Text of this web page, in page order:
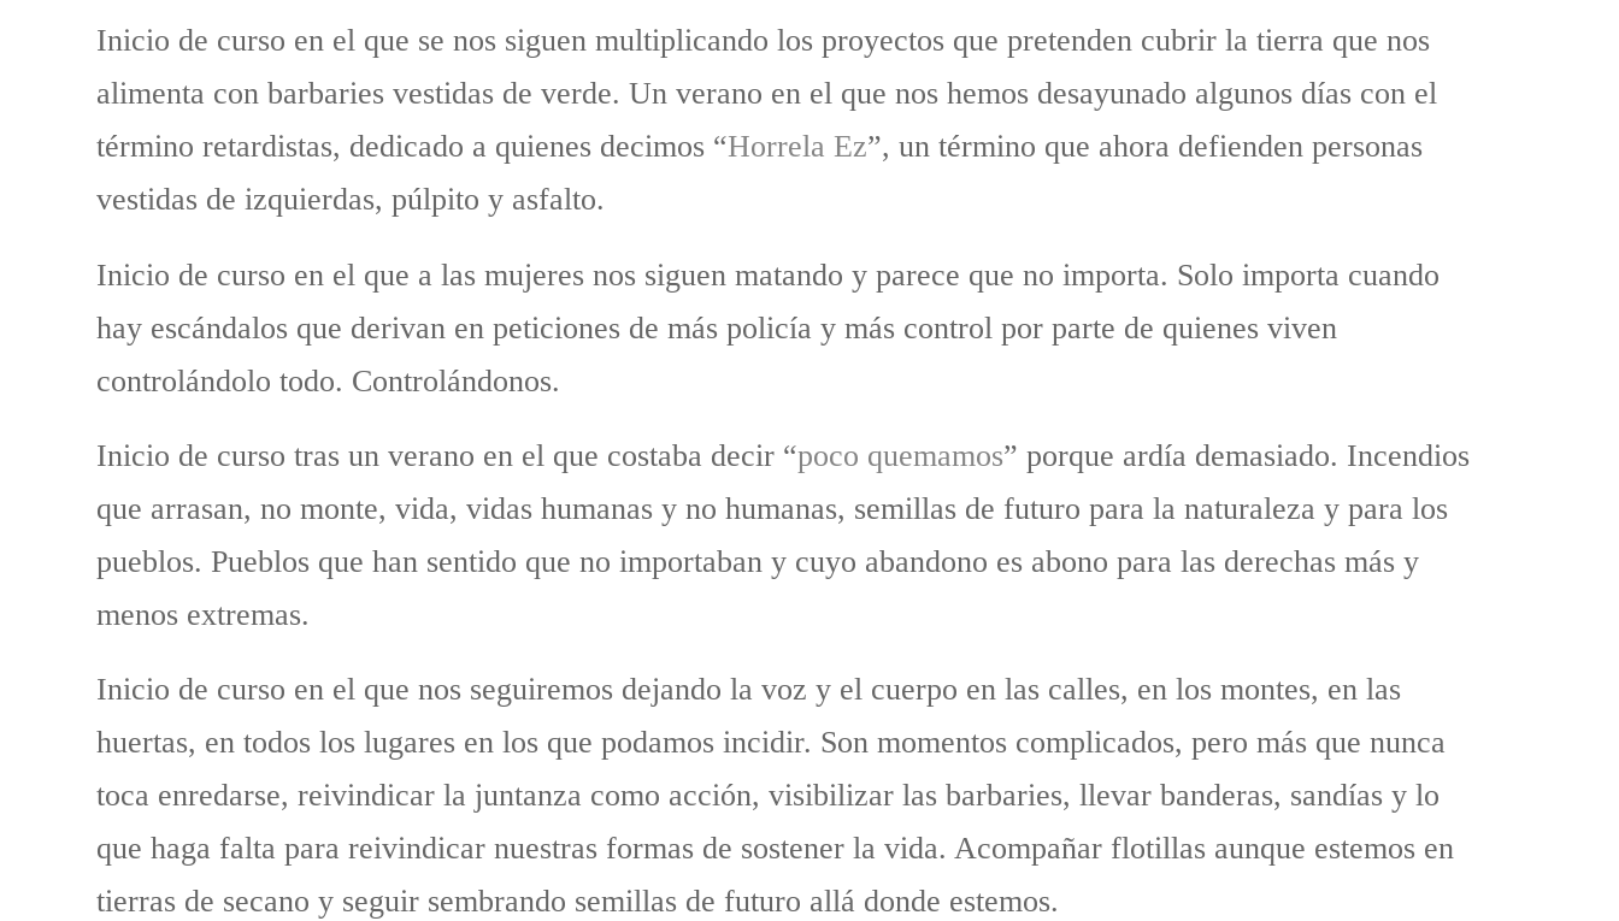
Inicio de curso en el que se nos siguen multiplicando los proyectos que pretenden cubrir la tierra que nos
alimenta con barbaries vestidas de verde. Un verano en el que nos hemos desayunado algunos días con el
término retardistas, dedicado a quienes decimos “Horrela Ez”, un término que ahora defienden personas
vestidas de izquierdas, púlpito y asfalto.
Inicio de curso en el que a las mujeres nos siguen matando y parece que no importa. Solo importa cuando
hay escándalos que derivan en peticiones de más policía y más control por parte de quienes viven
controlándolo todo. Controlándonos.
Inicio de curso tras un verano en el que costaba decir “poco quemamos” porque ardía demasiado. Incendios
que arrasan, no monte, vida, vidas humanas y no humanas, semillas de futuro para la naturaleza y para los
pueblos. Pueblos que han sentido que no importaban y cuyo abandono es abono para las derechas más y
menos extremas.
Inicio de curso en el que nos seguiremos dejando la voz y el cuerpo en las calles, en los montes, en las
huertas, en todos los lugares en los que podamos incidir. Son momentos complicados, pero más que nunca
toca enredarse, reivindicar la juntanza como acción, visibilizar las barbaries, llevar banderas, sandías y lo
que haga falta para reivindicar nuestras formas de sostener la vida. Acompañar flotillas aunque estemos en
tierras de secano y seguir sembrando semillas de futuro allá donde estemos.